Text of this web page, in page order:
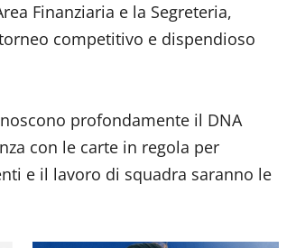
Finanziaria e la Segreteria,
competitivo e dispendioso
profondamente il DNA
con le carte in regola per
e il lavoro di squadra saranno le